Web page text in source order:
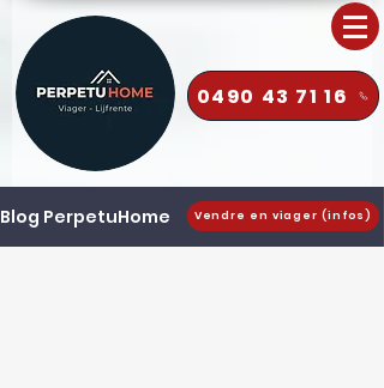
0490 43 71 16
Blog PerpetuHome Vendre en viager (infos)